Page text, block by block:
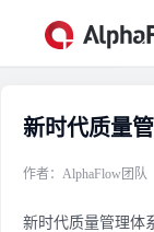
汇聚
新时代质量
作者：AlphaFlow团队
新时代质量管理体